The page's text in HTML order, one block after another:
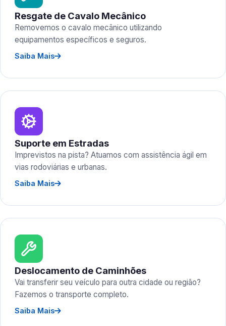
Resgate de Cavalo Mecânico
Removemos o cavalo mecânico utilizando
equipamentos específicos e seguros.
Saiba Mais
Suporte em Estradas
Imprevistos na pista? Atuamos com assistência ágil em
vias rodoviárias e urbanas.
Saiba Mais
Deslocamento de Caminhões
Vai transferir seu veículo para outra cidade ou região?
Fazemos o transporte completo.
Saiba Mais